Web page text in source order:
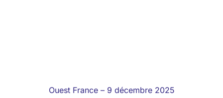
Ouest France – 9 décembre 2025